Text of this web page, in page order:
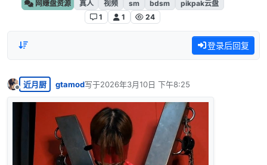
网赚盘资源 真人 视频 sm bdsm
pikpak云盘
1
1 24
登录后回复
离线
近月厨 gtamod写于2026年3月10日 下午8:25
最后由 编辑